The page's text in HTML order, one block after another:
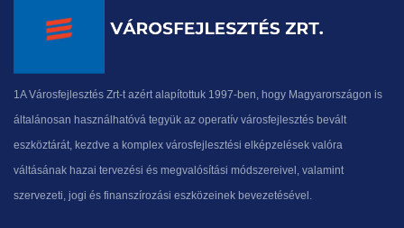
1A Városfejlesztés Zrt-t azért alapítottuk 1997-ben, hogy Magyarországon is
általánosan használhatóvá tegyük az operatív városfejlesztés bevált
eszköztárát, kezdve a komplex városfejlesztési elképzelések valóra
váltásának hazai tervezési és megvalósítási módszereivel, valamint
szervezeti, jogi és finanszírozási eszközeinek bevezetésével.